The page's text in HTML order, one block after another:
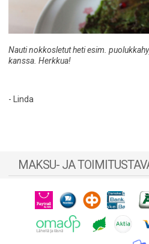
Nauti nokkosletut heti esim.
kanssa. Herkkua!
- Linda
MAKSU- JA